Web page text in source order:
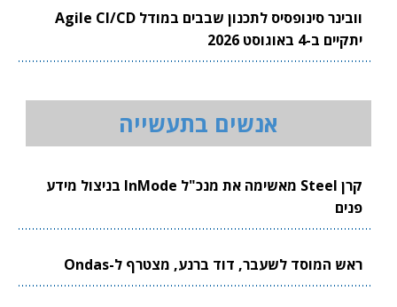
וובינר סינופסיס לתכנון שבבים במודל Agile CI/CD
יתקיים ב-4 באוגוסט 2026
אנשים בתעשייה
קרן Steel מאשימה את מנכ"ל InMode בניצול מידע
פנים
ראש המוסד לשעבר, דוד ברנע, מצטרף ל-Ondas